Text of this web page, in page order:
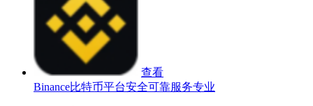
查看
Binance比特币平台安全可靠服务专业